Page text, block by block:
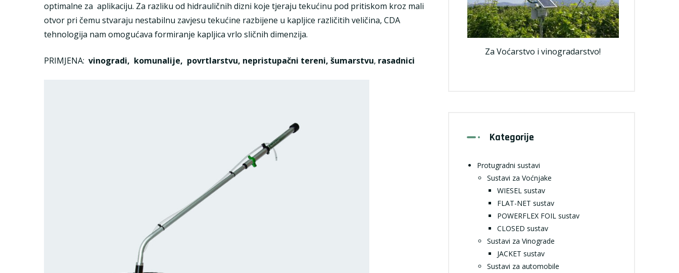
optimalne za aplikaciju. Za razliku od hidrauličnih dizni koje tjeraju tekućinu pod pritiskom kroz mali
otvor pri čemu stvaraju nestabilnu zavjesu tekućine razbijene u kapljice različitih veličina, CDA
tehnologija nam omogućava formiranje kapljica vrlo sličnih dimenzija.
PRIMJENA: vinogradi, komunalije, povrtlarstvu, nepristupačni tereni, šumarstvu, rasadnici
Za Voćarstvo i vinogradarstvo!
Kategorije
Protugradni sustavi
Sustavi za Voćnjake
WIESEL sustav
FLAT-NET sustav
POWERFLEX FOIL sustav
CLOSED sustav
Sustavi za Vinograde
JACKET sustav
Sustavi za automobile